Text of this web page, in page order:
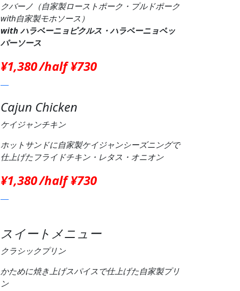
クバーノ（自家製ローストポーク・プルドポーク
with自家製モホソース）
with ハラペーニョピクルス・ハラペーニョペッ
パーソース
¥1,380/half ¥730
Cajun Chicken
ケイジャンチキン
ホットサンドに自家製ケイジャンシーズニングで
仕上げたフライドチキン・レタス・オニオン
¥1,380/half ¥730
スイートメニュー
クラシックプリン
かために焼き上げスパイスで仕上げた自家製プリ
ン